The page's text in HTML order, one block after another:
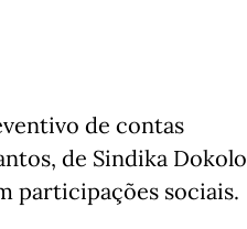
de contas
de Sindika Dokolo
participações sociais.